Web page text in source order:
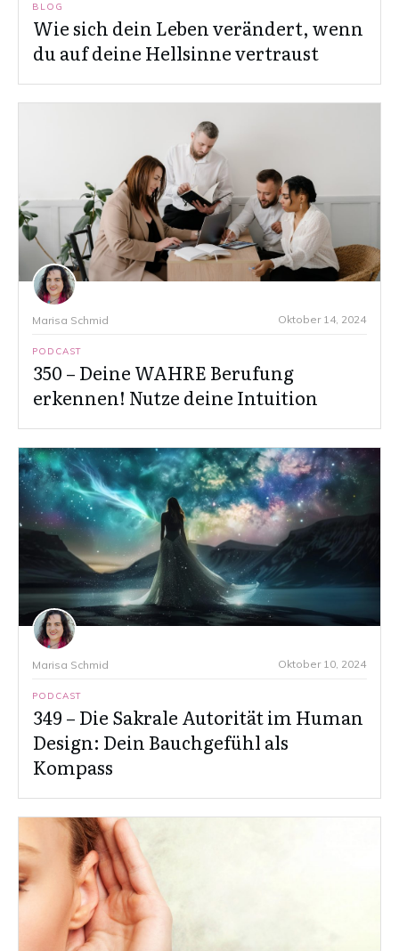
BLOG
Wie sich dein Leben verändert, wenn
du auf deine Hellsinne vertraust
Marisa Schmid Oktober 14, 2024
PODCAST
350 – Deine WAHRE Berufung
erkennen! Nutze deine Intuition
Marisa Schmid Oktober 10, 2024
PODCAST
349 – Die Sakrale Autorität im Human
Design: Dein Bauchgefühl als
Kompass